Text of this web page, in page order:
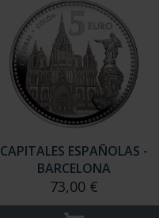
CAPITALES ESPAÑOLAS -
BARCELONA
73,00 €